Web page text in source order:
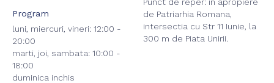
Program
luni, miercuri, vineri: 12:00 -
20:00
marti, joi, sambata: 10:00 -
18:00
duminica inchis
Punct de reper: in apropiere
de Patriarhia Romana,
intersectia cu Str 11 Iunie, la
300 m de Piata Unirii.